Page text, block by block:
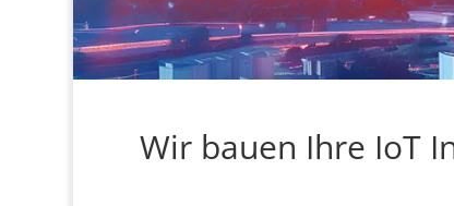
Wir bauen Ihre IoT